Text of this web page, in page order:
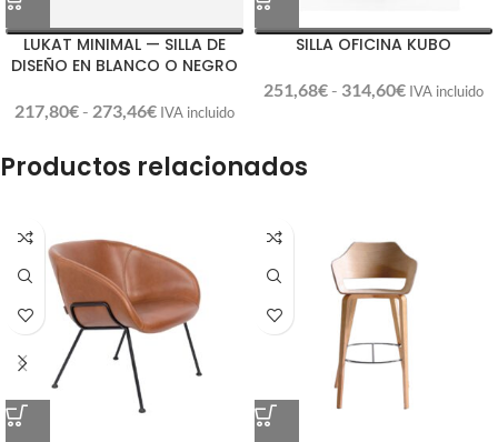
LUKAT MINIMAL — SILLA DE
DISEÑO EN BLANCO O NEGRO
217,80€ - 273,46€ IVA incluido
SILLA OFICINA KUBO
251,68€ - 314,60€ IVA incluido
Productos relacionados